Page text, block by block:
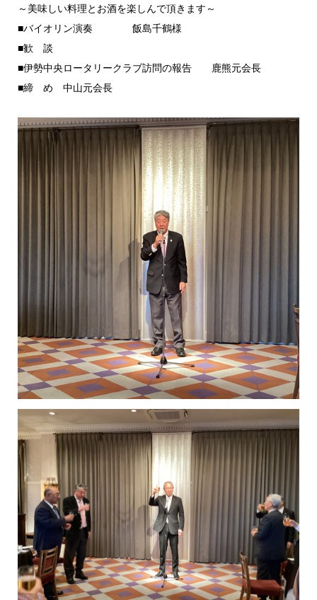
～美味しい料理とお酒を楽しんで頂きます～
■バイオリン演奏 飯島千鶴様
■歓 談
■伊勢中央ロータリークラブ訪問の報告 鹿熊元会長
■締 め 中山元会長